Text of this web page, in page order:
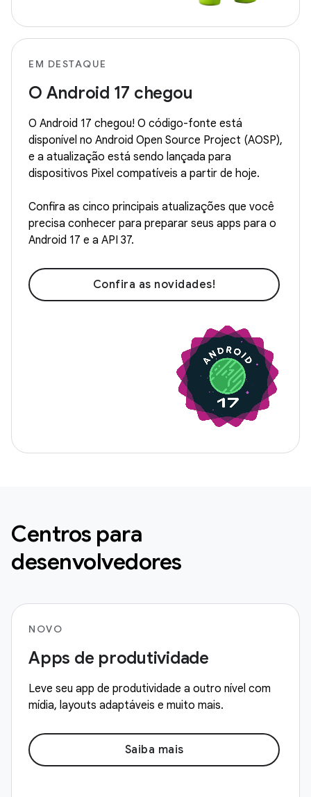
EM DESTAQUE
O Android 17 chegou
O Android 17 chegou! O código-fonte está
disponível no Android Open Source Project (AOSP),
e a atualização está sendo lançada para
dispositivos Pixel compatíveis a partir de hoje.
Confira as cinco principais atualizações que você
precisa conhecer para preparar seus apps para o
Android 17 e a API 37.
Confira as novidades!
Centros para
desenvolvedores
NOVO
Apps de produtividade
Leve seu app de produtividade a outro nível com
mídia, layouts adaptáveis e muito mais.
Saiba mais